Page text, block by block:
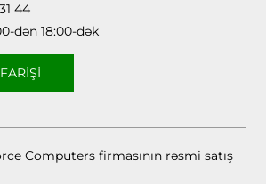
44
dən 18:00-dək
Computers firmasının rəsmi satış